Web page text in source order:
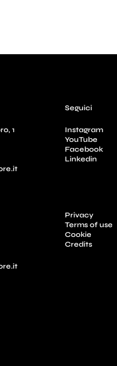
1
Seguici
Instagram
YouTube
Facebook
Linkedin
Privacy
Terms of use
Cookie
Credits